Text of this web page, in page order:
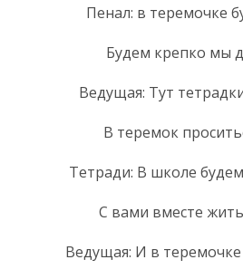
Пенал: в теремочке
Будем крепко мы
Ведущая: Тут
В теремок
Тетради: В школе
С вами вместе
Ведущая: И в теремочке